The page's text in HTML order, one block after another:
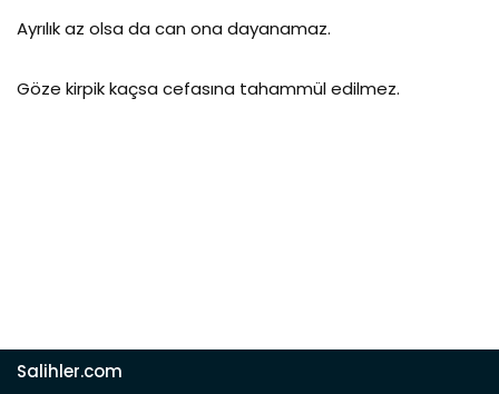
Ayrılık az olsa da can ona dayanamaz.
Göze kirpik kaçsa cefasına tahammül edilmez.
Salihler.com